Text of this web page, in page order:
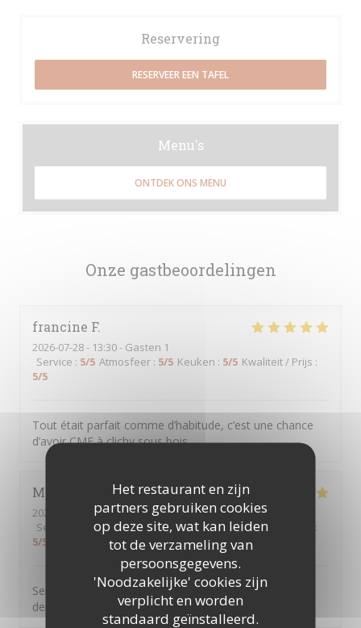
Het restaurant en zijn
partners gebruiken cookies
op deze site, wat kan leiden
tot de verzameling van
persoonsgegevens.
'Noodzakelijke' cookies zijn
verplicht en worden
standaard geïnstalleerd.
Onze gastbeoordelingen
francine F
2026-07-28- 13:30 - Gasten 1
Service : 5/5 Atmosfeer : 5/5 Keuken : 5/5 Kwaliteit / Prijs :
5/5
Tout était parfait comme d’habitude, c’est une chance
d’avoir CME à clichy sous bois
Marie jose
2026-07-23
- 12:45 - Gasten 2
Service
/5 Atmosfeer:5/5 Keuken:5 /5 Kwaliteit / Prijs
:
5/5
Serveur aux petits soins cuisine très bonne on ne
demande qu’à y revenir
Reservering
RESERVEER EEN TAFEL
Menu's
ONTDEK ONS MENU